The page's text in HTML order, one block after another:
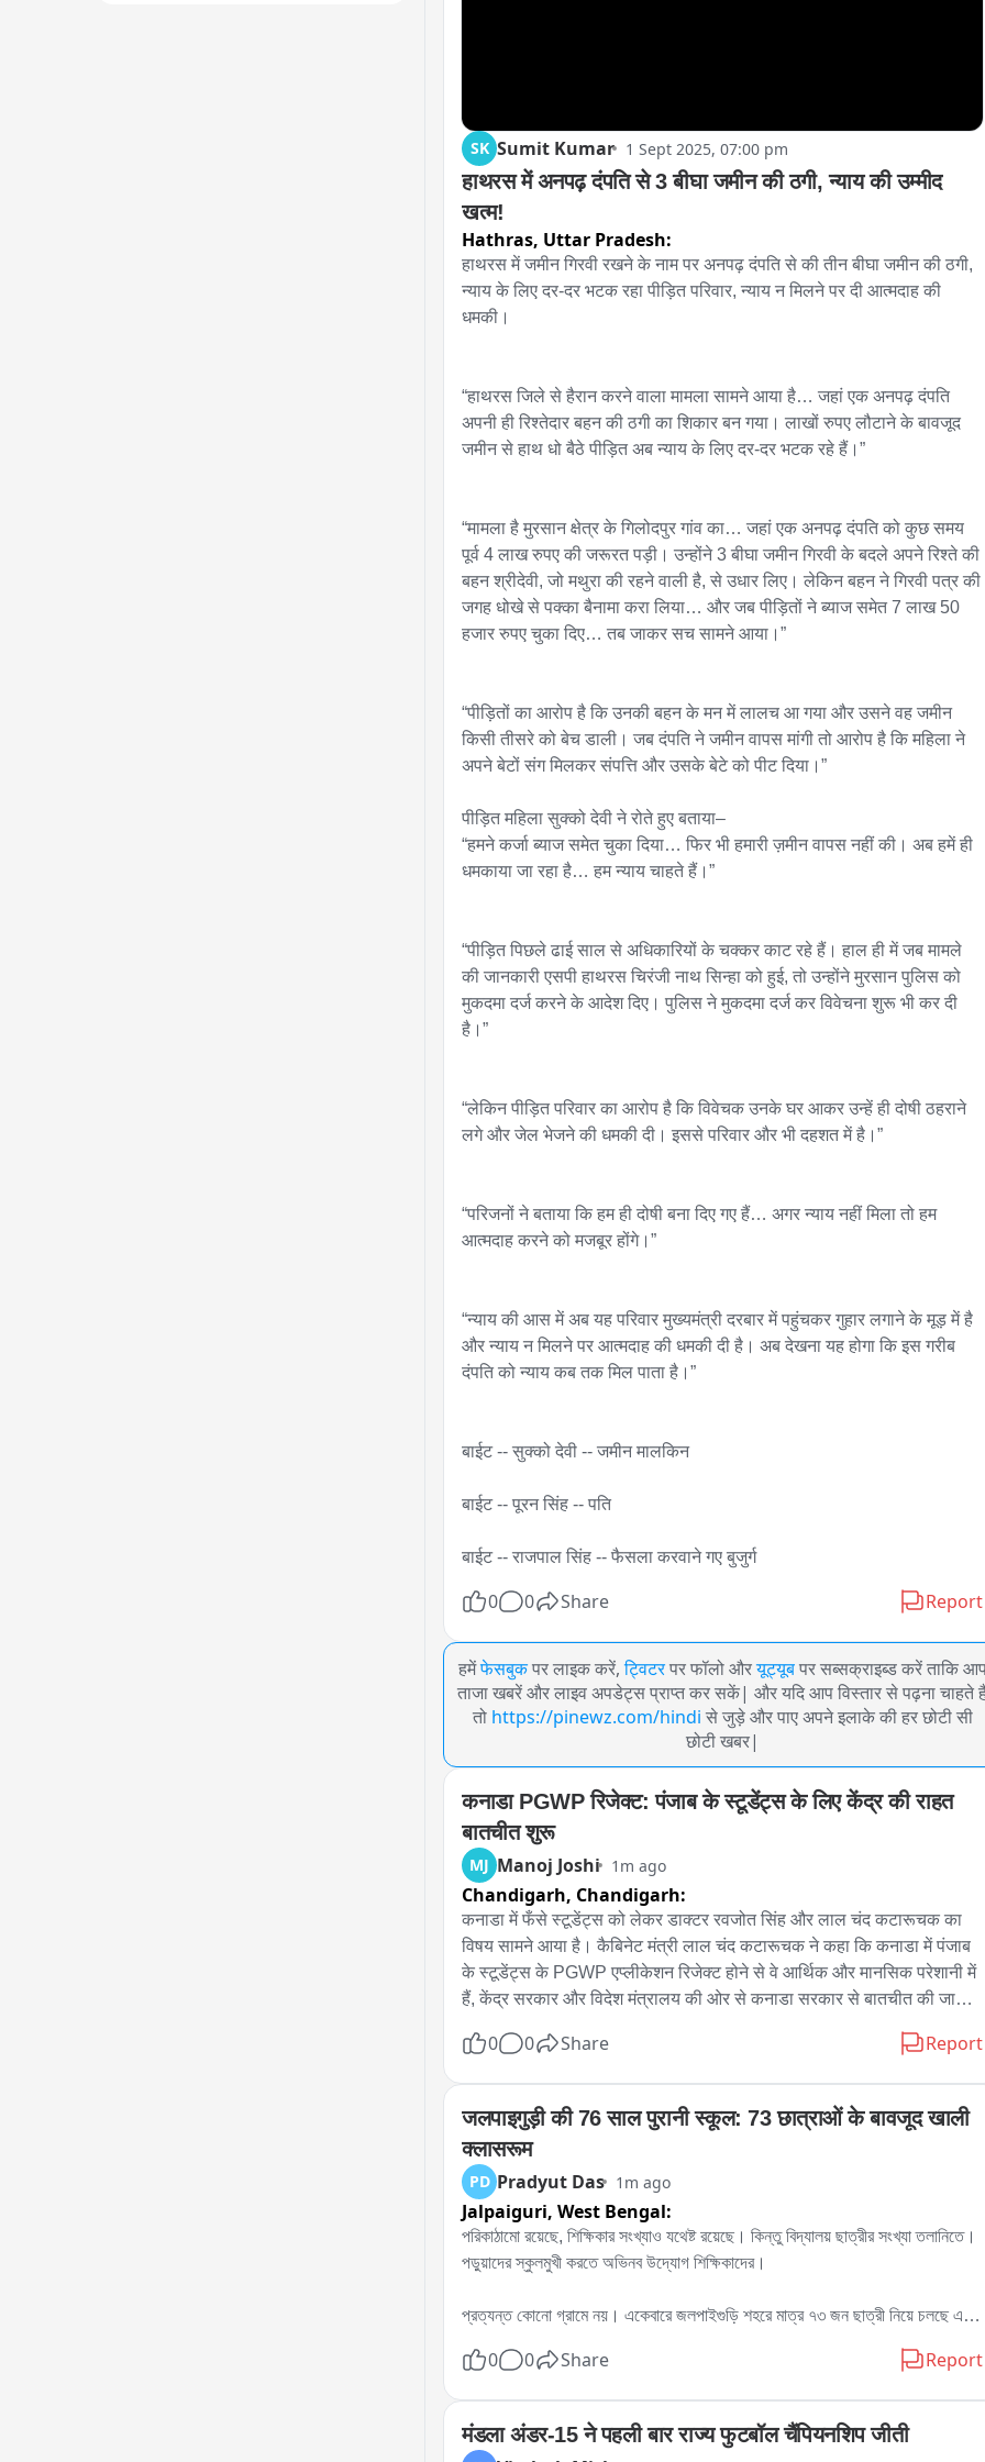
SK Sumit Kumar 1 Sept 2025, 07:00 pm
हाथरस में अनपढ़ दंपति से 3 बीघा जमीन की ठगी, न्याय की उम्मीद
खत्म!
Hathras, Uttar Pradesh:
हाथरस में जमीन गिरवी रखने के नाम पर अनपढ़ दंपति से की तीन बीघा जमीन की ठगी,
न्याय के लिए दर-दर भटक रहा पीड़ित परिवार, न्याय न मिलने पर दी आत्मदाह की
धमकी।
“हाथरस जिले से हैरान करने वाला मामला सामने आया है… जहां एक अनपढ़ दंपति
अपनी ही रिश्तेदार बहन की ठगी का शिकार बन गया। लाखों रुपए लौटाने के बावजूद
जमीन से हाथ धो बैठे पीड़ित अब न्याय के लिए दर-दर भटक रहे हैं।”
“मामला है मुरसान क्षेत्र के गिलोदपुर गांव का… जहां एक अनपढ़ दंपति को कुछ समय
पूर्व 4 लाख रुपए की जरूरत पड़ी। उन्होंने 3 बीघा जमीन गिरवी के बदले अपने रिश्ते की
बहन श्रीदेवी, जो मथुरा की रहने वाली है, से उधार लिए। लेकिन बहन ने गिरवी पत्र की
जगह धोखे से पक्का बैनामा करा लिया… और जब पीड़ितों ने ब्याज समेत 7 लाख 50
हजार रुपए चुका दिए… तब जाकर सच सामने आया।”
“पीड़ितों का आरोप है कि उनकी बहन के मन में लालच आ गया और उसने वह जमीन
किसी तीसरे को बेच डाली। जब दंपति ने जमीन वापस मांगी तो आरोप है कि महिला ने
अपने बेटों संग मिलकर संपत्ति और उसके बेटे को पीट दिया।”
पीड़ित महिला सुक्को देवी ने रोते हुए बताया–
“हमने कर्जा ब्याज समेत चुका दिया… फिर भी हमारी ज़मीन वापस नहीं की। अब हमें ही
धमकाया जा रहा है… हम न्याय चाहते हैं।”
“पीड़ित पिछले ढाई साल से अधिकारियों के चक्कर काट रहे हैं। हाल ही में जब मामले
की जानकारी एसपी हाथरस चिरंजी नाथ सिन्हा को हुई, तो उन्होंने मुरसान पुलिस को
मुकदमा दर्ज करने के आदेश दिए। पुलिस ने मुकदमा दर्ज कर विवेचना शुरू भी कर दी
है।”
“लेकिन पीड़ित परिवार का आरोप है कि विवेचक उनके घर आकर उन्हें ही दोषी ठहराने
लगे और जेल भेजने की धमकी दी। इससे परिवार और भी दहशत में है।”
“परिजनों ने बताया कि हम ही दोषी बना दिए गए हैं… अगर न्याय नहीं मिला तो हम
आत्मदाह करने को मजबूर होंगे।”
“न्याय की आस में अब यह परिवार मुख्यमंत्री दरबार में पहुंचकर गुहार लगाने के मूड़ में है
और न्याय न मिलने पर आत्मदाह की धमकी दी है। अब देखना यह होगा कि इस गरीब
दंपति को न्याय कब तक मिल पाता है।”
बाईट -- सुक्को देवी -- जमीन मालकिन
बाईट -- पूरन सिंह -- पति
बाईट -- राजपाल सिंह -- फैसला करवाने गए बुजुर्ग
0 0 Share Report
हमेंफेसबुक पर लाइक करें, ट्विटर पर फॉलो औरयूट्यूब पर सब्सक्राइब्ड करें ताकि
ताजा खबरें और लाइव अपडेट्स प्राप्त कर सकें| और यदि आप विस्तार से पढ़ना चाहते
तो https://pinewz.com/hindi से जुड़े और पाए अपने इलाके की हर छोटी सी
छोटी खबर|
कनाडा PGWP रिजेक्ट: पंजाब के स्टूडेंट्स के लिए केंद्र की राहत
बातचीत शुरू
MJ Manoj Joshi 1m ago
Chandigarh, Chandigarh:
कनाडा में फँसे स्टूडेंट्स को लेकर डाक्टर रवजोत सिंह और लाल चंद कटारूचक का
विषय सामने आया है। कैबिनेट मंत्री लाल चंद कटारूचक ने कहा कि कनाडा में पंजाब
के स्टूडेंट्स के PGWP एप्लीकेशन रिजेक्ट होने से वे आर्थिक और मानसिक परेशानी में
हैं, केंद्र सरकार और विदेश मंत्रालय की ओर से कनाडा सरकार से बातचीत की जानी
बच्चे हैं, इसलिए वे पंजाब के जरिए सरकार से बातचीत कर राहत दिलाने की कोशिश कर
उनके ध्यान में है और केंद्र सरकार के पास उठाया जाएगा। उनके अधिकारी मामले पर
नजर बनाए हुए हैं और स्टूडेंट्स का डेटा तैयार कर केंद्र सरकार को भेजा जाएगा।
0 0 Share Report
जलपाइगुड़ी की 76 साल पुरानी स्कूल: 73 छात्राओं के बावजूद खाली
क्लासरूम
PD Pradyut Das 1m ago
Jalpaiguri, West Bengal:
পরিকাঠামো রয়েছে, শিক্ষিকার সংখ্যাও যথেষ্ট রয়েছে। কিন্তু বিদ্যালয় ছাত্রীর সংখ্যা তলানিতে।
পড়ুয়াদের স্কুলমুখী করতে অভিনব উদ্যোগ শিক্ষিকাদের।
প্রত্যন্ত কোনো গ্রামে নয়। একেবারে জলপাইগুড়ি শহরে মাত্র ৭৩ জন ছাত্রী নিয়ে চলছে একটা
ফলে ফাঁকা থেকে যায় স্কুলের বেঞ্চ। উপস্থিতির সংখ্যা বাড়াতে ছাত্রীদের স্কুলে আসাযাওয়ার
বালিকা বিদ্যালয়ের। স্কুলের টিচার ইনচার্জ মিমি রায়ের দাবি, চেষ্টার কোনো ত্রুটি রাখছেন না
তাঁরা। কিন্তু পড়ুয়া না এলে তাঁদের কী করণীয় আছে। প্রশ্ন উঠছে, পর্যাপ্ত পরিকাঠামো, ১৪ জন
0 0 Share Report
मंडला अंडर-15 ने पहली बार राज्य फुटबॉल चैंपियनशिप जीती